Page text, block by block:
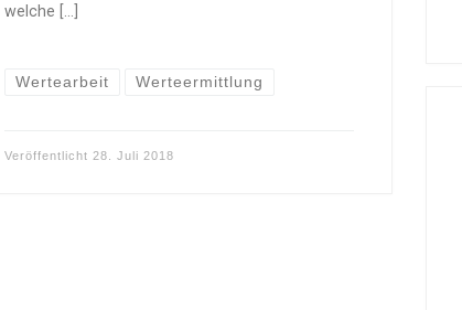
welche […]
Wertearbeit Werteermittlung
Veröffentlicht 28. Juli 2018